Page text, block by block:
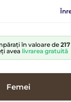
în valoare de
avea livrarea gratuită
Femei